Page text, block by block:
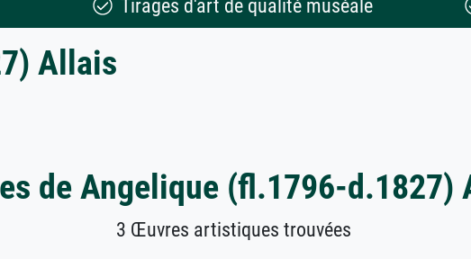
Tirages d'art de qualité muséale
Allais
de Angelique (fl.1796-d.1827)
3 Œuvres artistiques trouvées